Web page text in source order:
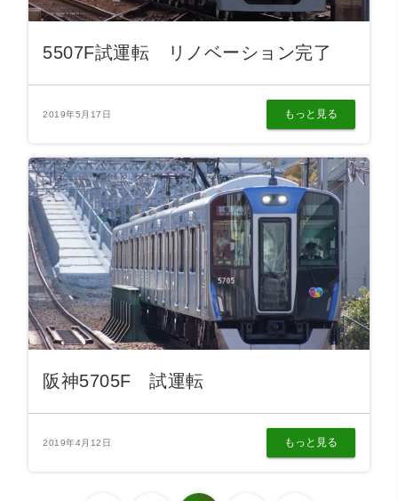
5507F試運転 リノベーション完了
2019年5月17日 もっと見る
阪神5705F 試運転
2019年4月12日 もっと見る